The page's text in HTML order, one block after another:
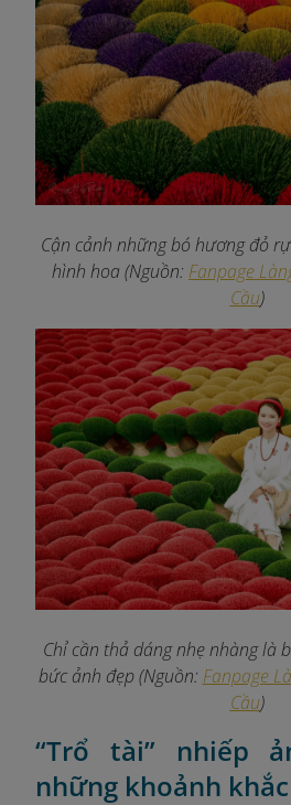
Cận cảnh những bó hương đỏ
hình hoa (Nguồn: Fanpage
Cầu)
Chỉ cần thả dáng nhẹ nhàng là
bức ảnh đẹp (Nguồn: Fanpage
Cầu)
“Trổ tài” nhiếp
những khoảnh